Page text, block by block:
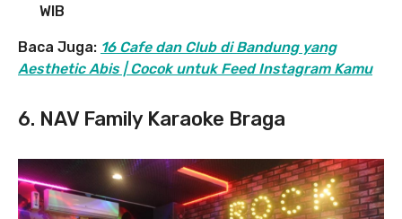
WIB
Baca Juga: 16 Cafe dan Club di Bandung yang
Aesthetic Abis | Cocok untuk Feed Instagram Kamu
6. NAV Family Karaoke Braga